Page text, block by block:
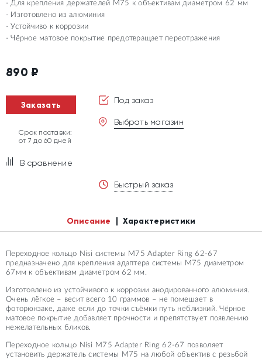
Для крепления держателей M75 к объективам диаметром 62 мм
Изготовлено из алюминия
Устойчиво к коррозии
Чёрное матовое покрытие предотвращает переотражения
890 ₽
Заказать
Срок поставки:
от 7 до 60 дней
В сравнение
Под заказ
Выбрать магазин
Быстрый заказ
Описание Характеристики
Переходное кольцо Nisi системы M75 Adapter Ring 62-67
предназначено для крепления адаптера системы M75 диаметром
67мм к объективам диаметром 62 мм.
Изготовлено из устойчивого к коррозии анодированного алюминия.
Очень лёгкое – весит всего 10 граммов – не помешает в
фоторюкзаке, даже если до точки съёмки путь неблизкий. Чёрное
матовое покрытие добавляет прочности и препятствует появлению
нежелательных бликов.
Переходное кольцо Nisi M75 Adapter Ring 62-67 позволяет
установить держатель системы M75 на любой объектив с резьбой